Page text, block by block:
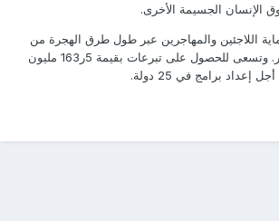
الإنسان الجسيمة الأخرى.
اللاجئين والمهاجرين عبر طول طرق الهجرة من
الاستغلال ومهربي البشر. وتسعى للحصول على تبرعات بقيمة 5ر163 مليون
برامج في 25 دولة.